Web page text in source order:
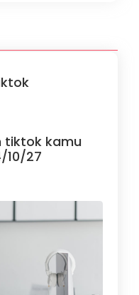
tiktok kamu
10/27